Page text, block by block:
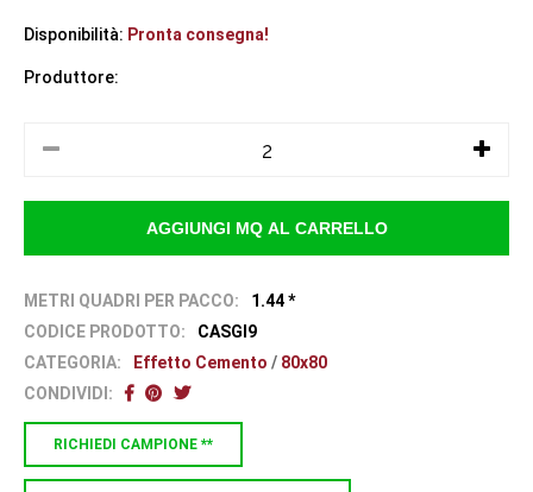
Disponibilità: Pronta consegna!
Produttore:
METRI QUADRI PER PACCO:
1.44 *
CODICE PRODOTTO:
CASGI9
CATEGORIA:
Effetto Cemento / 80x80
CONDIVIDI:
RICHIEDI CAMPIONE **